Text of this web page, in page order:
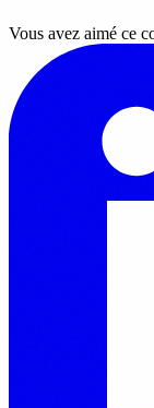
Vous avez aimé ce